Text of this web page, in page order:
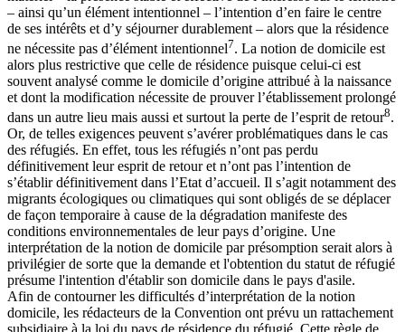
– ainsi qu’un élément intentionnel – l’intention d’en faire le centre
de ses intérêts et d’y séjourner durablement – alors que la résidence
ne nécessite pas d’élément intentionnel7. La notion de domicile est
alors plus restrictive que celle de résidence puisque celui-ci est
souvent analysé comme le domicile d’origine attribué à la naissance
et dont la modification nécessite de prouver l’établissement prolongé
dans un autre lieu mais aussi et surtout la perte de l’esprit de retour8.
Or, de telles exigences peuvent s’avérer problématiques dans le cas
des réfugiés. En effet, tous les réfugiés n’ont pas perdu
définitivement leur esprit de retour et n’ont pas l’intention de
s’établir définitivement dans l’Etat d’accueil. Il s’agit notamment des
migrants écologiques ou climatiques qui sont obligés de se déplacer
de façon temporaire à cause de la dégradation manifeste des
conditions environnementales de leur pays d’origine. Une
interprétation de la notion de domicile par présomption serait alors à
privilégier de sorte que la demande et l'obtention du statut de réfugié
présume l'intention d'établir son domicile dans le pays d'asile.
Afin de contourner les difficultés d’interprétation de la notion
domicile, les rédacteurs de la Convention ont prévu un rattachement